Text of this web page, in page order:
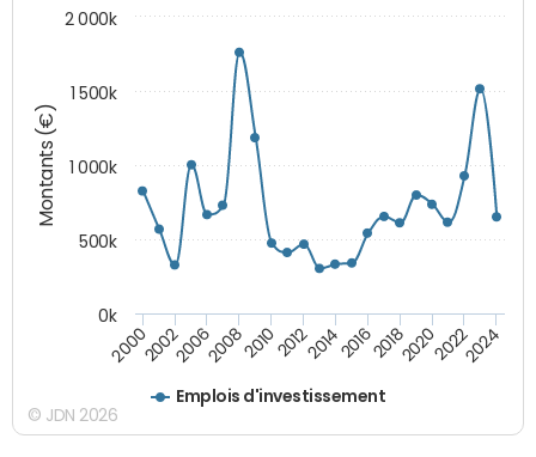
Montants (€)
Emplois d'investissement
200020022006200820102012201420162018202020222024
0k
500k
1 000k
1 500k
2 000k
© JDN 2026